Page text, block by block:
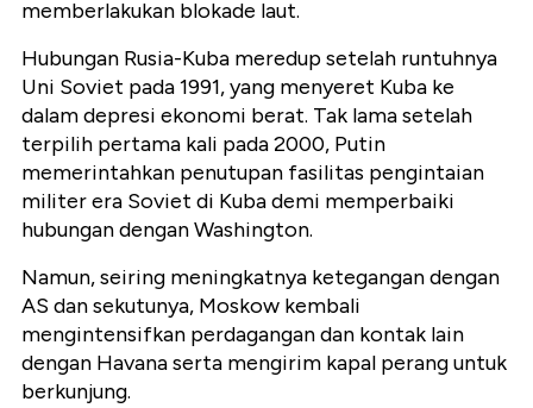
memberlakukan blokade laut.
Hubungan Rusia-Kuba meredup setelah runtuhnya
Uni Soviet pada 1991, yang menyeret Kuba ke
dalam depresi ekonomi berat. Tak lama setelah
terpilih pertama kali pada 2000, Putin
memerintahkan penutupan fasilitas pengintaian
militer era Soviet di Kuba demi memperbaiki
hubungan dengan Washington.
Namun, seiring meningkatnya ketegangan dengan
AS dan sekutunya, Moskow kembali
mengintensifkan perdagangan dan kontak lain
dengan Havana serta mengirim kapal perang untuk
berkunjung.